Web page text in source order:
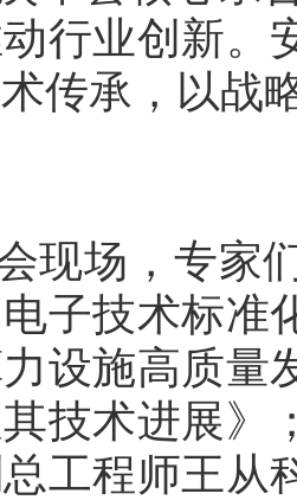
行业创新。
传承，以战
场，专家们
子技术标准
力设施高质
技术进展》
工程师王从